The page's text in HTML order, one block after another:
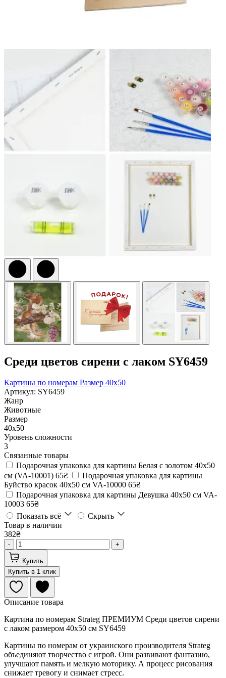
Среди цветов сирени с лаком SY6459
Картины по номерам Размер 40x50
Артикул: SY6459
Жанр
Животные
Размер
40х50
Уровень сложности
3
Связанные товары
Подарочная упаковка для картины Белая с золотом 40х50
см (VA-10001) 65₴
Подарочная упаковка для картины
Буйство красок 40х50 см VA-10000 65₴
Подарочная упаковка для картины Девушка 40х50 см VA-
10003 65₴
Показать всё
Скрыть
Товар в наличии
382₴
- +
Купить
Купить в 1 клик
Описание товара
Картина по номерам Strateg ПРЕМИУМ Среди цветов сирени
с лаком размером 40х50 см SY6459
Картины по номерам от украинского производителя Strateg
объединяют творчество с игрой. Они развивают фантазию,
улучшают память и мелкую моторику. А процесс рисования
снижает тревогу и снимает стресс.